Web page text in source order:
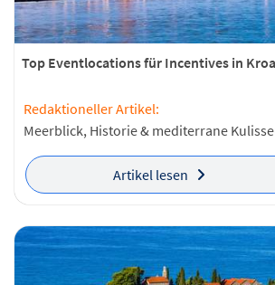
Top Eventlocations für Incentives in
Redaktioneller Artikel:
Meerblick, Historie & mediterrane
Artikel lesen